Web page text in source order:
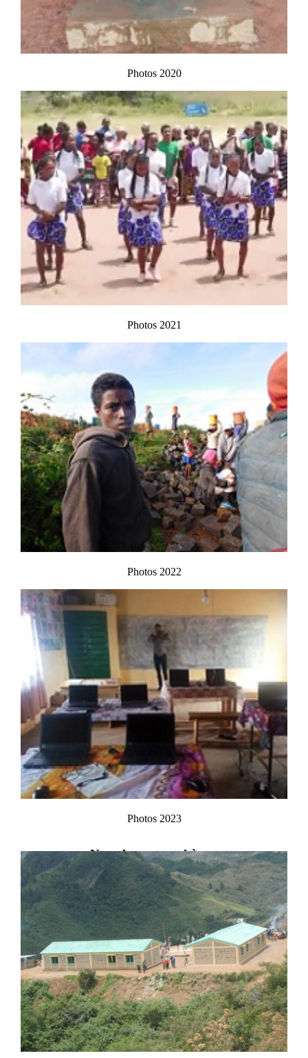
Photos 2020
Photos 2021
Photos 2022
Photos 2023
Nos photos par thèmes